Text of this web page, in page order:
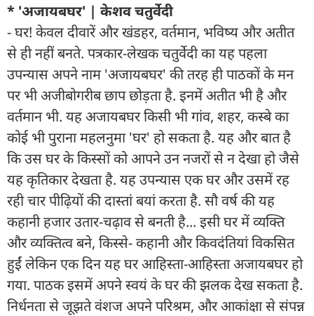
* 'अजायबघर' | केशव चतुर्वेदी
- घर! केवल दीवारें और खंडहर, वर्तमान, भविष्य और अतीत
से ही नहीं बनते. पत्रकार-लेखक चतुर्वेदी का यह पहला
उपन्यास अपने नाम 'अजायबघर' की तरह ही पाठकों के मन
पर भी अजीबोगरीब छाप छोड़ता है. इनमें अतीत भी है और
वर्तमान भी. यह अजायबघर किसी भी गांव, शहर, कस्बे का
कोई भी पुराना महलनुमा 'घर' हो सकता है. यह और बात है
कि उस घर के किस्सों को आपने उन नजरों से न देखा हो जैसे
यह कृतिकार देखता है. यह उपन्यास एक घर और उसमें रह
रही चार पीढ़ियों की दास्तां बयां करता है. सौ वर्ष की यह
कहानी हजार उतार-चढ़ाव से बनती है... इसी घर में व्यक्ति
और व्यक्तित्व बने, किस्से- कहानी और किवदंतियां विकसित
हुईं लेकिन एक दिन यह घर आहिस्ता-आहिस्ता अजायबघर हो
गया. पाठक इसमें अपने स्वयं के घर की झलक देख सकता है.
निर्धनता से जूझते वंशज अपने परिश्रम, और आकांक्षा से संपन्न